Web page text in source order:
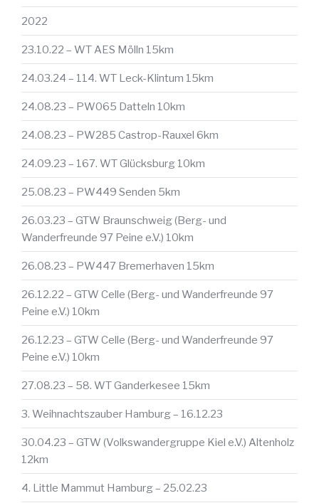
2022
23.10.22 – WT AES Mölln 15km
24.03.24 – 114. WT Leck-Klintum 15km
24.08.23 – PW065 Datteln 10km
24.08.23 – PW285 Castrop-Rauxel 6km
24.09.23 – 167. WT Glücksburg 10km
25.08.23 – PW449 Senden 5km
26.03.23 – GTW Braunschweig (Berg- und
Wanderfreunde 97 Peine e.V.) 10km
26.08.23 – PW447 Bremerhaven 15km
26.12.22 – GTW Celle (Berg- und Wanderfreunde 97
Peine e.V.) 10km
26.12.23 – GTW Celle (Berg- und Wanderfreunde 97
Peine e.V.) 10km
27.08.23 – 58. WT Ganderkesee 15km
3. Weihnachtszauber Hamburg – 16.12.23
30.04.23 – GTW (Volkswandergruppe Kiel e.V.) Altenholz
12km
4. Little Mammut Hamburg – 25.02.23